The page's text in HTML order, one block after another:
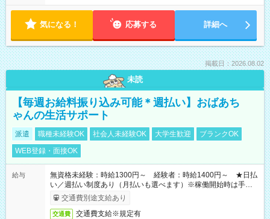
気になる！ 応募する 詳細へ
掲載日：2026.08.02
未読
【毎週お給料振り込み可能＊週払い】おばあち
ゃんの生活サポート
派遣 職種未経験OK 社会人未経験OK 大学生歓迎
ブランクOK
WEB登録・面接OK
給与
無資格未経験：時給1300円～ 経験者：時給1400円～ ★日払
い／週払い制度あり（月払いも選べます）※稼働開始時は手続き
完了次第のお支払いとなります。
交通費別途支給あり
交通費 交通費支給※規定有